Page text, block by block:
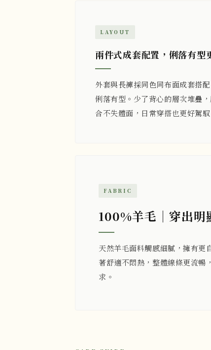
LAYOUT
兩件式成套配置，俐落有型
外套與長褲採同色同布面成套搭
俐落有型。少了背心的層次堆疊
合不失體面，日常穿搭也更好駕馭
FABRIC
100%羊毛｜穿出明
天然羊毛面料觸感細膩，擁有更
著舒適不悶熱，整體線條更流暢
求。